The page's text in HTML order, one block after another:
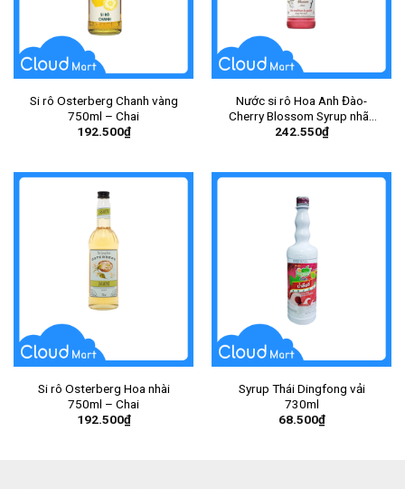
Si rô Osterberg Chanh vàng
750ml – Chai
192.500₫
Nước si rô Hoa Anh Đào-
Cherry Blossom Syrup nhãn
hiệu Monin 700ml – Chai
242.550₫
Si rô Osterberg Hoa nhài
750ml – Chai
192.500₫
Syrup Thái Dingfong vải
730ml
68.500₫